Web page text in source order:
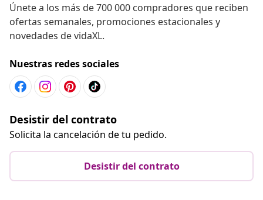
Únete a los más de 700 000 compradores que reciben
ofertas semanales, promociones estacionales y
novedades de vidaXL.
Nuestras redes sociales
Desistir del contrato
Solicita la cancelación de tu pedido.
Desistir del contrato